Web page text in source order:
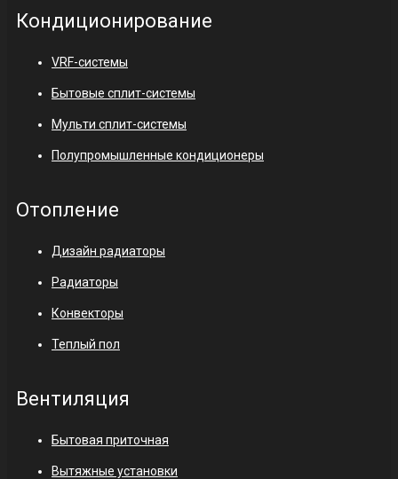
Кондиционирование
VRF-системы
Бытовые сплит-системы
Мульти сплит-системы
Полупромышленные кондиционеры
Отопление
Дизайн радиаторы
Радиаторы
Конвекторы
Теплый пол
Вентиляция
Бытовая приточная
Вытяжные установки